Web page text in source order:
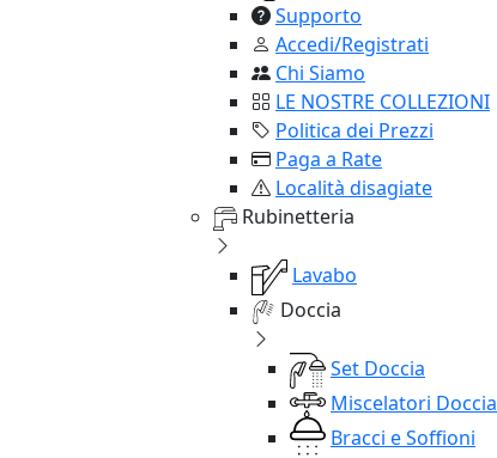
Supporto
Accedi/Registrati
Chi Siamo
LE NOSTRE COLLEZIONI
Politica dei Prezzi
Paga a Rate
Località disagiate
Rubinetteria
Lavabo
Doccia
Set Doccia
Miscelatori Doccia
Bracci e Soffioni